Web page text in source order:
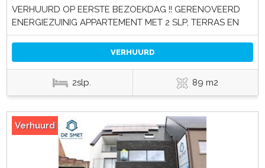
VERHUURD OP EERSTE BEZOEKDAG !! GERENOVEERD
ENERGIEZUINIG APPARTEMENT MET 2 SLP, TERRAS EN
VERHUURD
2slp. 89 m2
Verhuurd